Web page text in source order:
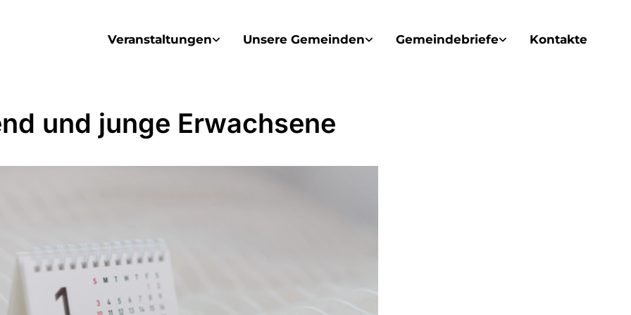
Veranstaltungen Unsere Gemeinden Gemeindebriefe Kontakte
und junge Erwachsene